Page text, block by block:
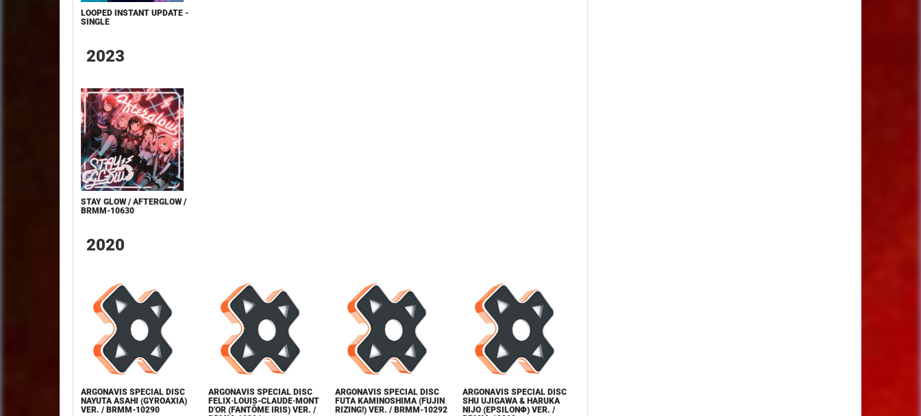
LOOPED INSTANT UPDATE -
SINGLE
2023
STAY GLOW / AFTERGLOW /
BRMM-10630
2020
ARGONAVIS SPECIAL DISC
NAYUTA ASAHI (GYROAXIA)
VER. / BRMM-10290
ARGONAVIS SPECIAL DISC
FELIX·LOUIS-CLAUDE·MONT
D'OR (FANTÔME IRIS) VER. /
ARGONAVIS SPECIAL DISC
FUTA KAMINOSHIMA (FUJIN
RIZING!) VER. / BRMM-10292
ARGONAVIS SPECIAL DISC
SHU UJIGAWA & HARUKA
NIJO (ΕPSILONΦ) VER. /